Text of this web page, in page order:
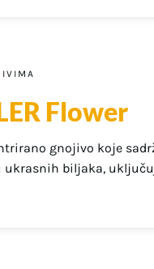
Flower
gnojivo koje
ukrasnih biljaka,